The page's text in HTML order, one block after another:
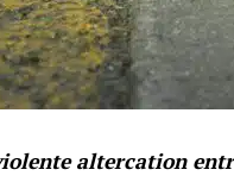
altercation